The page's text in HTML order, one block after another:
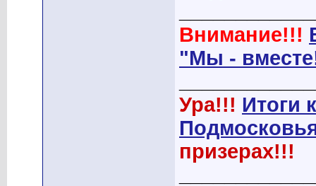
Внимание!!!
"Мы -
Ура!!! Итоги
призерах!!!